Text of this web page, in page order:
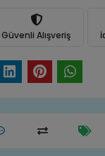
Güvenli Alışveriş